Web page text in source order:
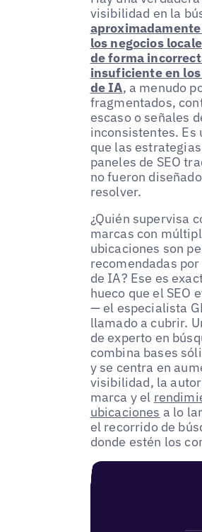
visibilidad en la
los negocios
de forma
insuficiente en
de IA, a menudo
fragmentados,
escaso o señales
inconsistentes. Es
que las
paneles de SEO
no fueron
resolver.
¿Quién supervisa
marcas con
ubicaciones son
recomendadas
de IA? Ese es
hueco que el SEO
— el especialista
llamado a cubrir.
de experto en
combina bases
y se centra en
visibilidad, la
marca y el
ubicaciones a lo
el recorrido de
donde estén los